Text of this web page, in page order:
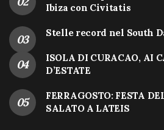
Ibiza con Civitatis
Stelle record nel South
ISOLA DI CURACAO, AI
D’ESTATE
FERRAGOSTO: FESTA
SALATO A LATEIS